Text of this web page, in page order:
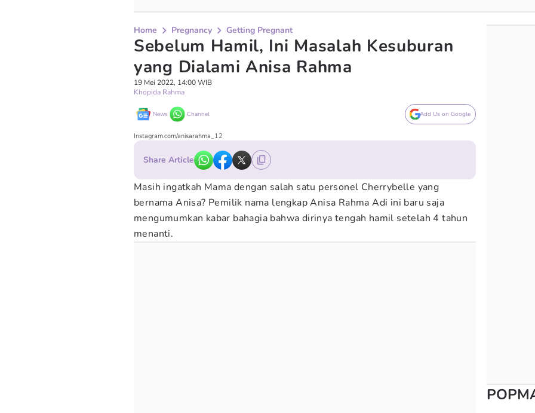
Home Pregnancy Getting Pregnant
Sebelum Hamil, Ini Masalah Kesuburan
yang Dialami Anisa Rahma
19 Mei 2022, 14:00 WIB
Khopida Rahma
News Channel Add Us on Google
Instagram.com/anisarahma_12
Share Article
Masih ingatkah Mama dengan salah satu personel Cherrybelle yang
bernama Anisa? Pemilik nama lengkap Anisa Rahma Adi ini baru saja
mengumumkan kabar bahagia bahwa dirinya tengah hamil setelah 4 tahun
menanti.